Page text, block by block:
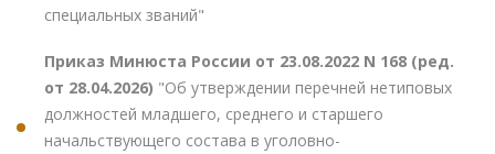
специальных званий"
Приказ Минюста России от 23.08.2022 N 168 (ред.
от 28.04.2026) "Об утверждении перечней нетиповых
должностей младшего, среднего и старшего
начальствующего состава в уголовно-